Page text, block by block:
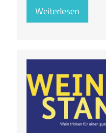
Weiterlesen